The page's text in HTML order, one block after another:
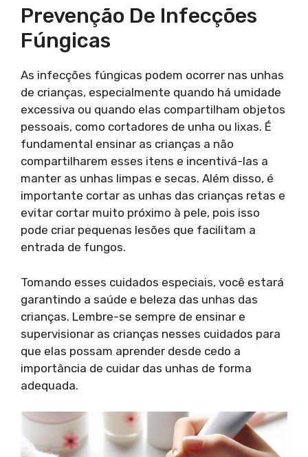
Prevenção De Infecções
Fúngicas
As infecções fúngicas podem ocorrer nas unhas
de crianças, especialmente quando há umidade
excessiva ou quando elas compartilham objetos
pessoais, como cortadores de unha ou lixas. É
fundamental ensinar as crianças a não
compartilharem esses itens e incentivá-las a
manter as unhas limpas e secas. Além disso, é
importante cortar as unhas das crianças retas e
evitar cortar muito próximo à pele, pois isso
pode criar pequenas lesões que facilitam a
entrada de fungos.
Tomando esses cuidados especiais, você estará
garantindo a saúde e beleza das unhas das
crianças. Lembre-se sempre de ensinar e
supervisionar as crianças nesses cuidados para
que elas possam aprender desde cedo a
importância de cuidar das unhas de forma
adequada.